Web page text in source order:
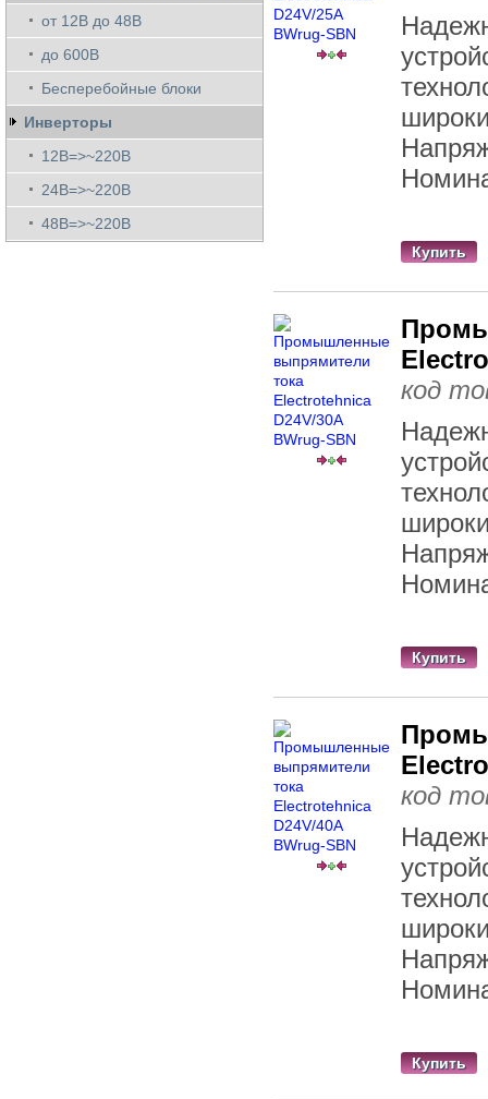
Купить
код
Купить
код
Купить
от 12В до 48В
до 600В
Бесперебойные блоки
Инверторы
12В=>~220В
24В=>~220В
48В=>~220В